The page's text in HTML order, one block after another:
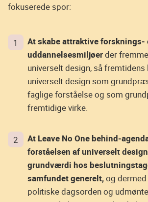
fokuserede spor:
At skabe attraktive forsknings-
uddannelsesmiljøerder
universelt design, så
universelt design som
faglige forståelse og som
fremtidige virke.
At Leave No One behind-
forståelsen af universelt
grundværdi hos
samfundet generelt,og
politiske dagsorden og